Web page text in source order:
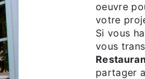
oeuvre
votre
Si vous
vous
partager